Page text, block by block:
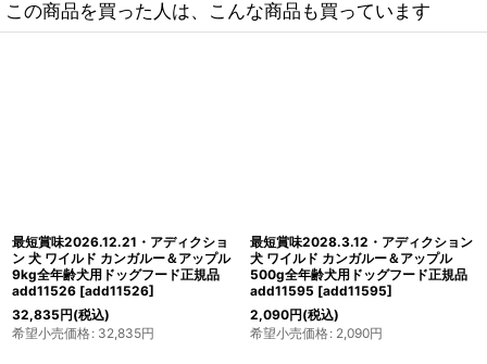
この商品を買った人は、こんな商品も買っています
最短賞味2027.12.19・アディクショ
ン 犬 ワイルド カンガルー＆アップル
900g全年齢犬用ドッグフード正規品
add11588 [add11588]
3,630円(税込)
希望小売価格: 3,630円
最短賞味2027.7.5・アディクション
犬 サーモンブルー 15kg全年齢犬用ド
ッグフードADDICTION正規品
add11014 [add11014]
40,920円(税込)
希望小売価格: 40,920円